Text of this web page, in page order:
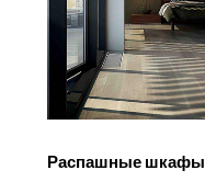
Распашные шкафы